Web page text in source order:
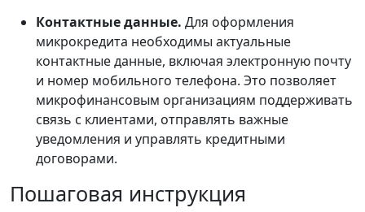
Контактные данные. Для оформления
микрокредита необходимы актуальные
контактные данные, включая электронную почту
и номер мобильного телефона. Это позволяет
микрофинансовым организациям поддерживать
связь с клиентами, отправлять важные
уведомления и управлять кредитными
договорами.
Пошаговая инструкция